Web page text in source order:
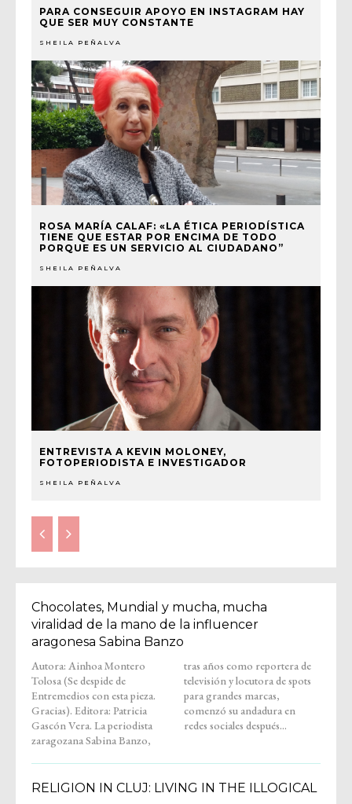
PARA CONSEGUIR APOYO EN INSTAGRAM HAY
QUE SER MUY CONSTANTE
SHEILA PEÑALVA
ROSA MARÍA CALAF: «LA ÉTICA PERIODÍSTICA
TIENE QUE ESTAR POR ENCIMA DE TODO
PORQUE ES UN SERVICIO AL CIUDADANO”
SHEILA PEÑALVA
ENTREVISTA A KEVIN MOLONEY,
FOTOPERIODISTA E INVESTIGADOR
SHEILA PEÑALVA
Chocolates, Mundial y mucha, mucha
viralidad de la mano de la influencer
aragonesa Sabina Banzo
Autora: Ainhoa Montero
Tolosa (Se despide de
Entremedios con esta pieza.
Gracias). Editora: Patricia
Gascón Vera. La periodista
zaragozana Sabina Banzo,
tras años como reportera de
televisión y locutora de spots
para grandes marcas,
comenzó su andadura en
redes sociales después...
RELIGION IN CLUJ: LIVING IN THE ILLOGICAL